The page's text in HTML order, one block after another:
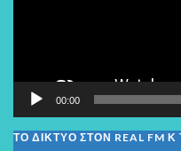
00:00
ΤΟ ΔΙΚΤΥΟ ΣΤΟΝ REAL FM